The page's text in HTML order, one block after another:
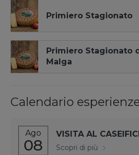
Primiero Stagionato
Primiero Stagionato
Malga
Calendario
Ago
08
VISITA AL
Scopri di più